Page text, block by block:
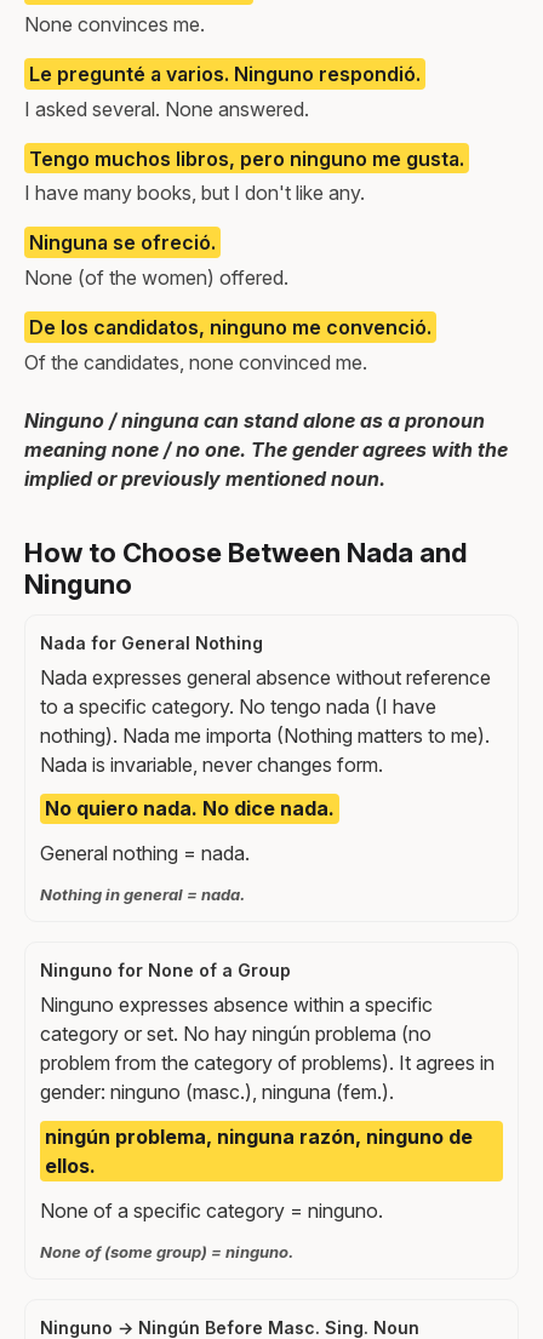
None convinces me.
Le pregunté a varios. Ninguno respondió.
I asked several. None answered.
Tengo muchos libros, pero ninguno me gusta.
I have many books, but I don't like any.
Ninguna se ofreció.
None (of the women) offered.
De los candidatos, ninguno me convenció.
Of the candidates, none convinced me.
Ninguno / ninguna can stand alone as a pronoun
meaning none / no one. The gender agrees with the
implied or previously mentioned noun.
How to Choose Between Nada and
Ninguno
Nada for General Nothing
Nada expresses general absence without reference
to a specific category. No tengo nada (I have
nothing). Nada me importa (Nothing matters to me).
Nada is invariable, never changes form.
No quiero nada. No dice nada.
General nothing = nada.
Nothing in general = nada.
Ninguno for None of a Group
Ninguno expresses absence within a specific
category or set. No hay ningún problema (no
problem from the category of problems). It agrees in
gender: ninguno (masc.), ninguna (fem.).
ningún problema, ninguna razón, ninguno de
ellos.
None of a specific category = ninguno.
None of (some group) = ninguno.
Ninguno → Ningún Before Masc. Sing. Noun